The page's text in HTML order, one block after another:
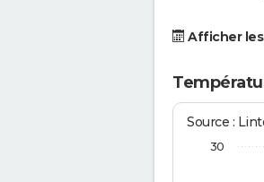
Afficher
Source :
30